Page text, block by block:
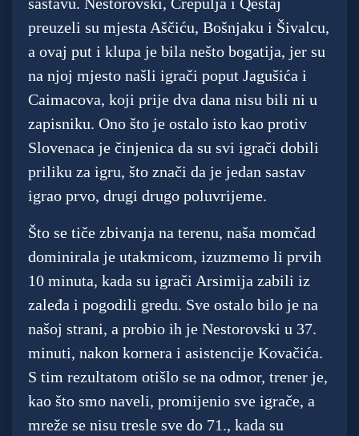
preuzeli su mjesta Aščiću, Bošnjaku i Šivalcu,
a ovaj put i klupa je bila nešto bogatija, jer su
na njoj mjesto našli igrači poput Jagušića i
Caimacova, koji prije dva dana nisu bili ni u
zapisniku. Ono što je ostalo isto kao protiv
Slovenaca je činjenica da su svi igrači dobili
priliku za igru, što znači da je jedan sastav
igrao prvo, drugi drugo poluvrijeme.
Što se tiče zbivanja na terenu, naša momčad
dominirala je utakmicom, izuzmemo li prvih
10 minuta, kada su igrači Arsimija zabili iz
zaleđa i pogodili gredu. Sve ostalo bilo je na
našoj strani, a probio ih je Nestorovski u 37.
minuti, nakon kornera i asistencije Kovačića.
S tim rezultatom otišlo se na odmor, trener je,
kao što smo naveli, promijenio sve igrače, a
mreže se nisu tresle sve do 71., kada su